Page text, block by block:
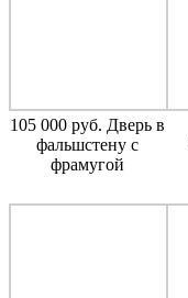
105 000 руб. Дверь в
фальшстену с
фрамугой